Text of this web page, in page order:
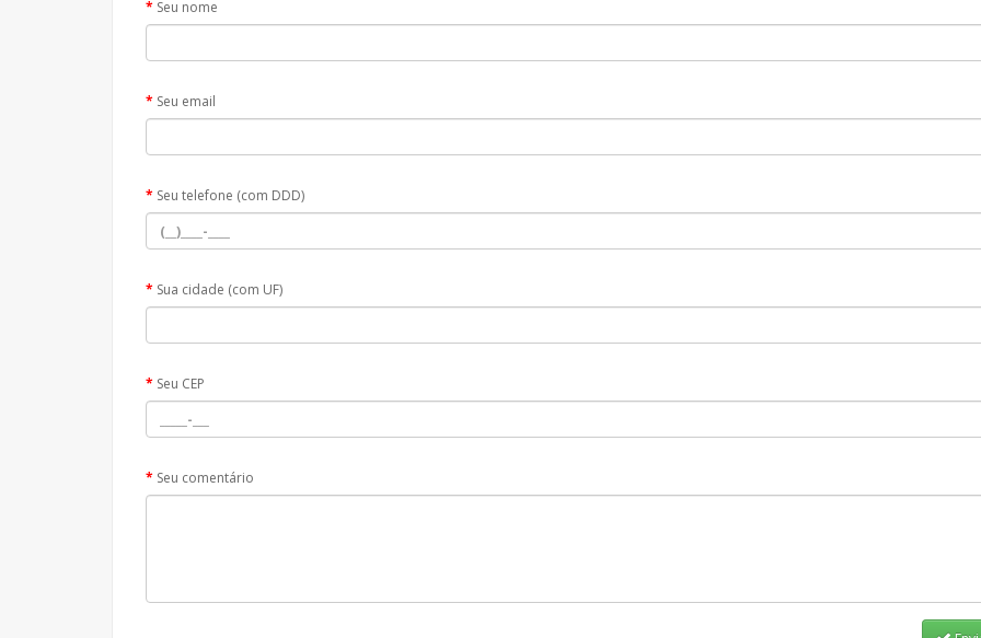
Seu nome
Seu email
Seu telefone (com DDD)
Sua cidade (com UF)
Seu CEP
Seu comentário